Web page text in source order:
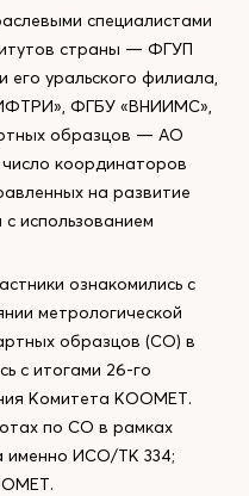
специалистами
страны — ФГУП
уральского филиала,
ФГБУ «ВНИИМС»,
образцов — АО
координаторов
на развитие
использованием
ознакомились с
метрологической
образцов (СО) в
с итогами 26-го
Комитета КООМЕТ.
по СО в рамках
именно ИСО/ТК 334;